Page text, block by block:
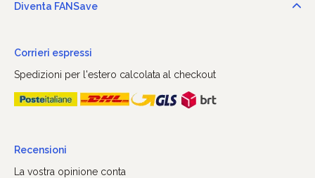
Diventa FANSave
Corrieri espressi
Spedizioni per l'estero calcolata al checkout
Recensioni
La vostra opinione conta